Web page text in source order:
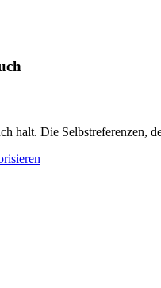
halt. Die Selbstreferenzen,